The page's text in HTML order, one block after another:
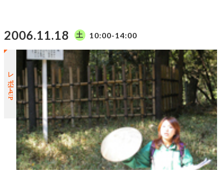
2006.11.18 土 10:00-14:00
レポートUP